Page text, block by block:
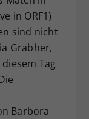
in ORF1)
sind nicht
Grabher,
Tag
Barbora